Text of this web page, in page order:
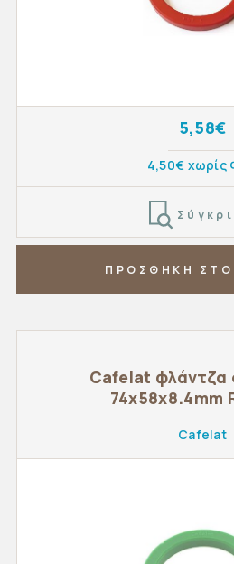
5,58€
4,50€ χωρίς
ΠΡΟΣΘΗΚΗ ΣΤΟ
Cafelat φλάντζα
74x58x8.4mm
Cafelat